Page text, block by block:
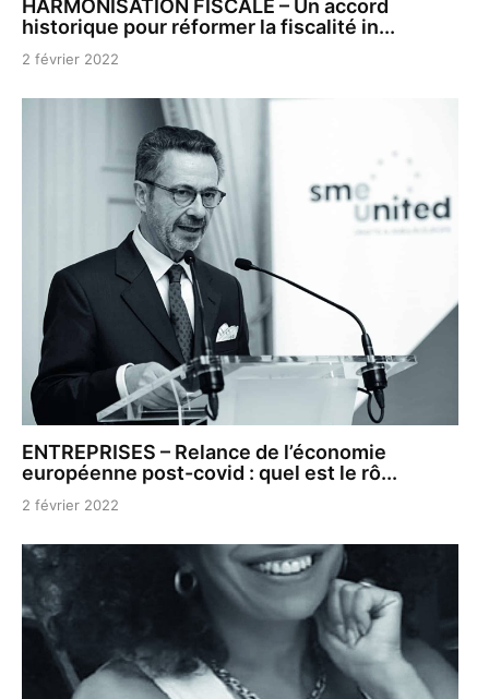
HARMONISATION FISCALE – Un accord
historique pour réformer la fiscalité in...
2 février 2022
ENTREPRISES – Relance de l’économie
européenne post-covid : quel est le rô...
2 février 2022